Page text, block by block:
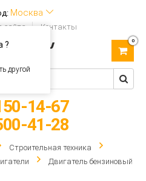
Москва
?
другой
сайта Контакты
0
14-67
41-28
Строительная техника
Двигатель бензиновый